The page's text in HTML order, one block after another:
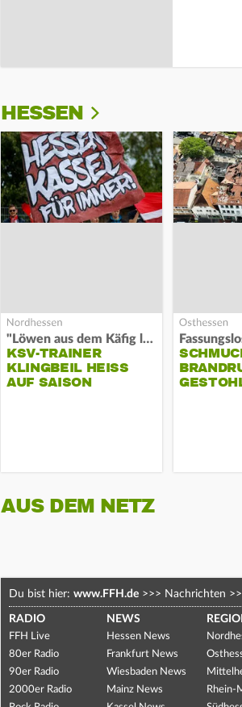
HESSEN
"Löwen aus dem Käfig lassen"
KSV-TRAINER
KLINGBEIL HEISS A
UF SAISON
AUS DEM NETZ
Du bist hier: www.FFH.de >>> Nachrichten
RADIO
FFH Live
80er Radio
90er Radio
2000er Radio
NEWS
Hessen News
Frankfurt News
Wiesbaden News
Mainz News
Rhein-